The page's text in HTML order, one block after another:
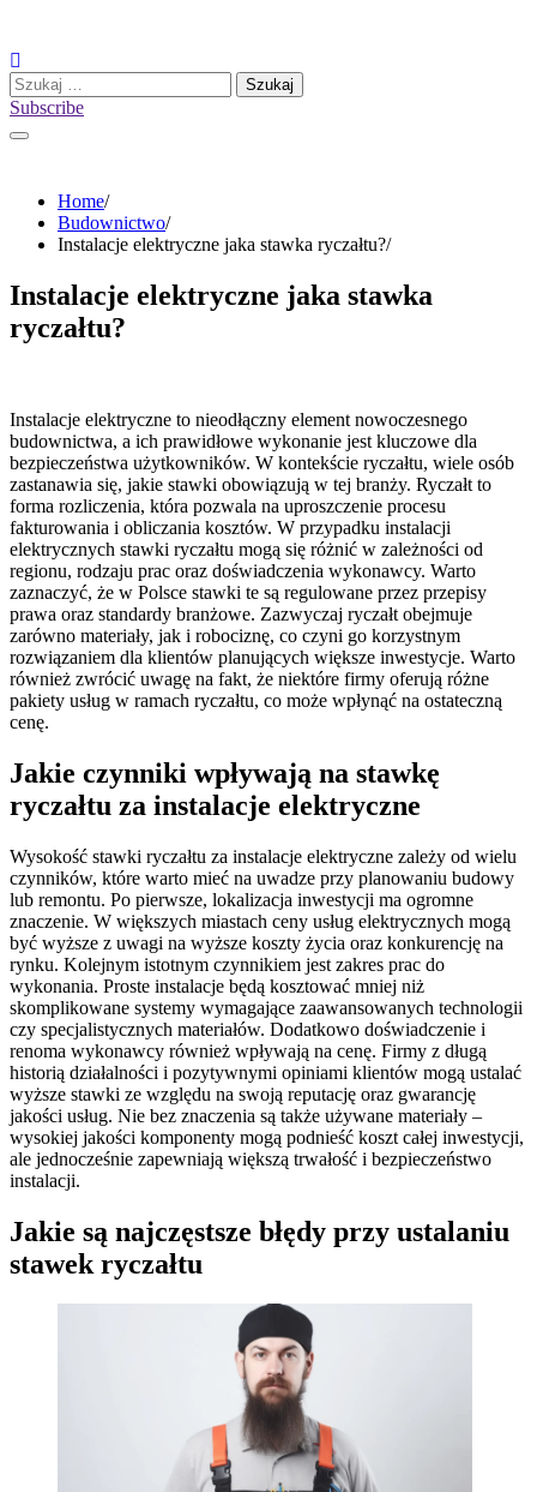
content
Szukaj:
Subscribe
Home
Budownictwo
Instalacje elektryczne jaka stawka ryczałtu?
Instalacje elektryczne jaka stawka
ryczałtu?
Instalacje elektryczne to nieodłączny element nowoczesnego
budownictwa, a ich prawidłowe wykonanie jest kluczowe dla
bezpieczeństwa użytkowników. W kontekście ryczałtu, wiele osób
zastanawia się, jakie stawki obowiązują w tej branży. Ryczałt to
forma rozliczenia, która pozwala na uproszczenie procesu
fakturowania i obliczania kosztów. W przypadku instalacji
elektrycznych stawki ryczałtu mogą się różnić w zależności od
regionu, rodzaju prac oraz doświadczenia wykonawcy. Warto
zaznaczyć, że w Polsce stawki te są regulowane przez przepisy
prawa oraz standardy branżowe. Zazwyczaj ryczałt obejmuje
zarówno materiały, jak i robociznę, co czyni go korzystnym
rozwiązaniem dla klientów planujących większe inwestycje. Warto
również zwrócić uwagę na fakt, że niektóre firmy oferują różne
pakiety usług w ramach ryczałtu, co może wpłynąć na ostateczną
cenę.
Jakie czynniki wpływają na stawkę
ryczałtu za instalacje elektryczne
Wysokość stawki ryczałtu za instalacje elektryczne zależy od wielu
czynników, które warto mieć na uwadze przy planowaniu budowy
lub remontu. Po pierwsze, lokalizacja inwestycji ma ogromne
znaczenie. W większych miastach ceny usług elektrycznych mogą
być wyższe z uwagi na wyższe koszty życia oraz konkurencję na
rynku. Kolejnym istotnym czynnikiem jest zakres prac do
wykonania. Proste instalacje będą kosztować mniej niż
skomplikowane systemy wymagające zaawansowanych technologii
czy specjalistycznych materiałów. Dodatkowo doświadczenie i
renoma wykonawcy również wpływają na cenę. Firmy z długą
historią działalności i pozytywnymi opiniami klientów mogą ustalać
wyższe stawki ze względu na swoją reputację oraz gwarancję
jakości usług. Nie bez znaczenia są także używane materiały –
wysokiej jakości komponenty mogą podnieść koszt całej inwestycji,
ale jednocześnie zapewniają większą trwałość i bezpieczeństwo
instalacji.
Jakie są najczęstsze błędy przy ustalaniu
stawek ryczałtu